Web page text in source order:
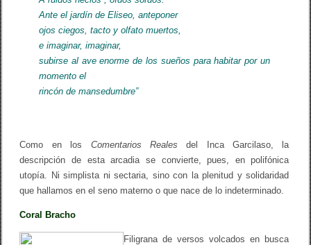
Ante el jardín de Eliseo, anteponer
ojos ciegos, tacto y olfato muertos,
e imaginar, imaginar,
subirse al ave enorme de los sueños para habitar por un
momento el
rincón de mansedumbre”
Como en los Comentarios Reales del Inca Garcilaso, la
descripción de esta arcadia se convierte, pues, en polifónica
utopía. Ni simplista ni sectaria, sino con la plenitud y solidaridad
que hallamos en el seno materno o que nace de lo indeterminado.
Coral Bracho
Filigrana de versos volcados en busca